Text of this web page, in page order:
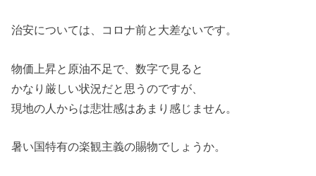
治安については、コロナ前と大差ないです。
物価上昇と原油不足で、数字で見ると
かなり厳しい状況だと思うのですが、
現地の人からは悲壮感はあまり感じません。
暑い国特有の楽観主義の賜物でしょうか。